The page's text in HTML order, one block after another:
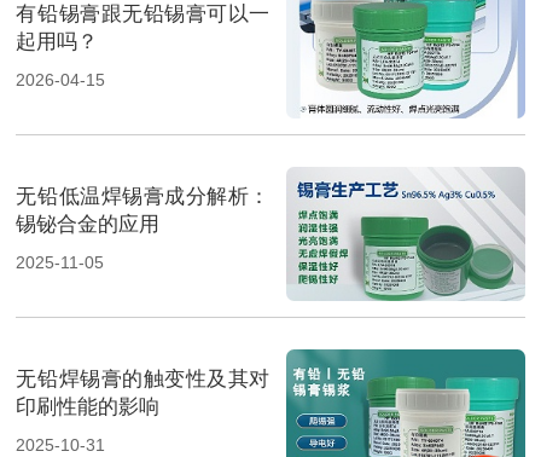
有铅锡膏跟无铅锡膏可以一
起用吗？
2026-04-15
无铅低温焊锡膏成分解析：
锡铋合金的应用
2025-11-05
无铅焊锡膏的触变性及其对
印刷性能的影响
2025-10-31